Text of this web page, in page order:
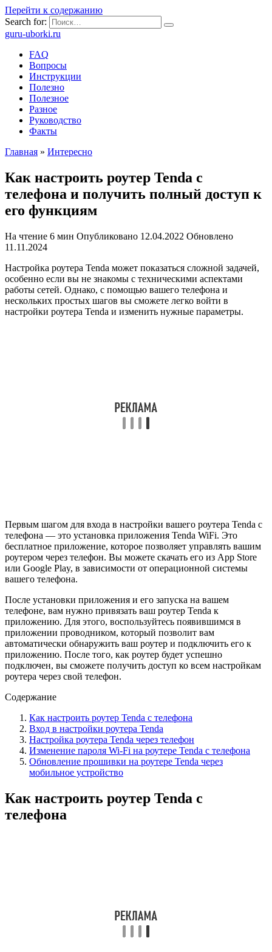
Перейти к содержанию
Search for:
guru-uborki.ru
FAQ
Вопросы
Инструкции
Полезно
Полезное
Разное
Руководство
Факты
Главная » Интересно
Как настроить роутер Tenda с
телефона и получить полный доступ к
его функциям
На чтение 6 мин Опубликовано 12.04.2022 Обновлено
11.11.2024
Настройка роутера Tenda может показаться сложной задачей,
особенно если вы не знакомы с техническими аспектами
работы сетей. Однако, с помощью вашего телефона и
нескольких простых шагов вы сможете легко войти в
настройки роутера Tenda и изменить нужные параметры.
Первым шагом для входа в настройки вашего роутера Tenda с
телефона — это установка приложения Tenda WiFi. Это
бесплатное приложение, которое позволяет управлять вашим
роутером через телефон. Вы можете скачать его из App Store
или Google Play, в зависимости от операционной системы
вашего телефона.
После установки приложения и его запуска на вашем
телефоне, вам нужно привязать ваш роутер Tenda к
приложению. Для этого, воспользуйтесь появившимся в
приложении проводником, который позволит вам
автоматически обнаружить ваш роутер и подключить его к
приложению. После того, как роутер будет успешно
подключен, вы сможете получить доступ ко всем настройкам
роутера через свой телефон.
Содержание
Как настроить роутер Tenda с телефона
Вход в настройки роутера Tenda
Настройка роутера Tenda через телефон
Изменение пароля Wi-Fi на роутере Tenda с телефона
Обновление прошивки на роутере Tenda через
мобильное устройство
Как настроить роутер Tenda с
телефона